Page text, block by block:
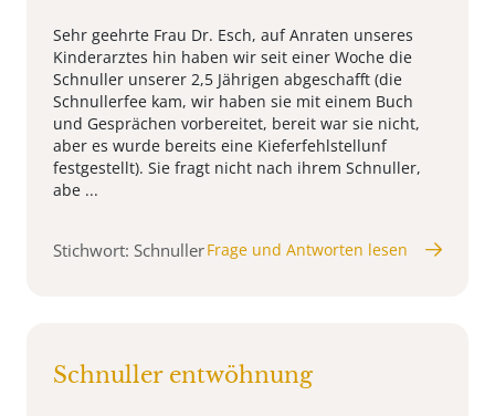
Sehr geehrte Frau Dr. Esch, auf Anraten unseres
Kinderarztes hin haben wir seit einer Woche die
Schnuller unserer 2,5 Jährigen abgeschafft (die
Schnullerfee kam, wir haben sie mit einem Buch
und Gesprächen vorbereitet, bereit war sie nicht,
aber es wurde bereits eine Kieferfehlstellunf
festgestellt). Sie fragt nicht nach ihrem Schnuller,
abe ...
Stichwort: SchnullerFrage und Antworten lesen
Schnuller entwöhnung